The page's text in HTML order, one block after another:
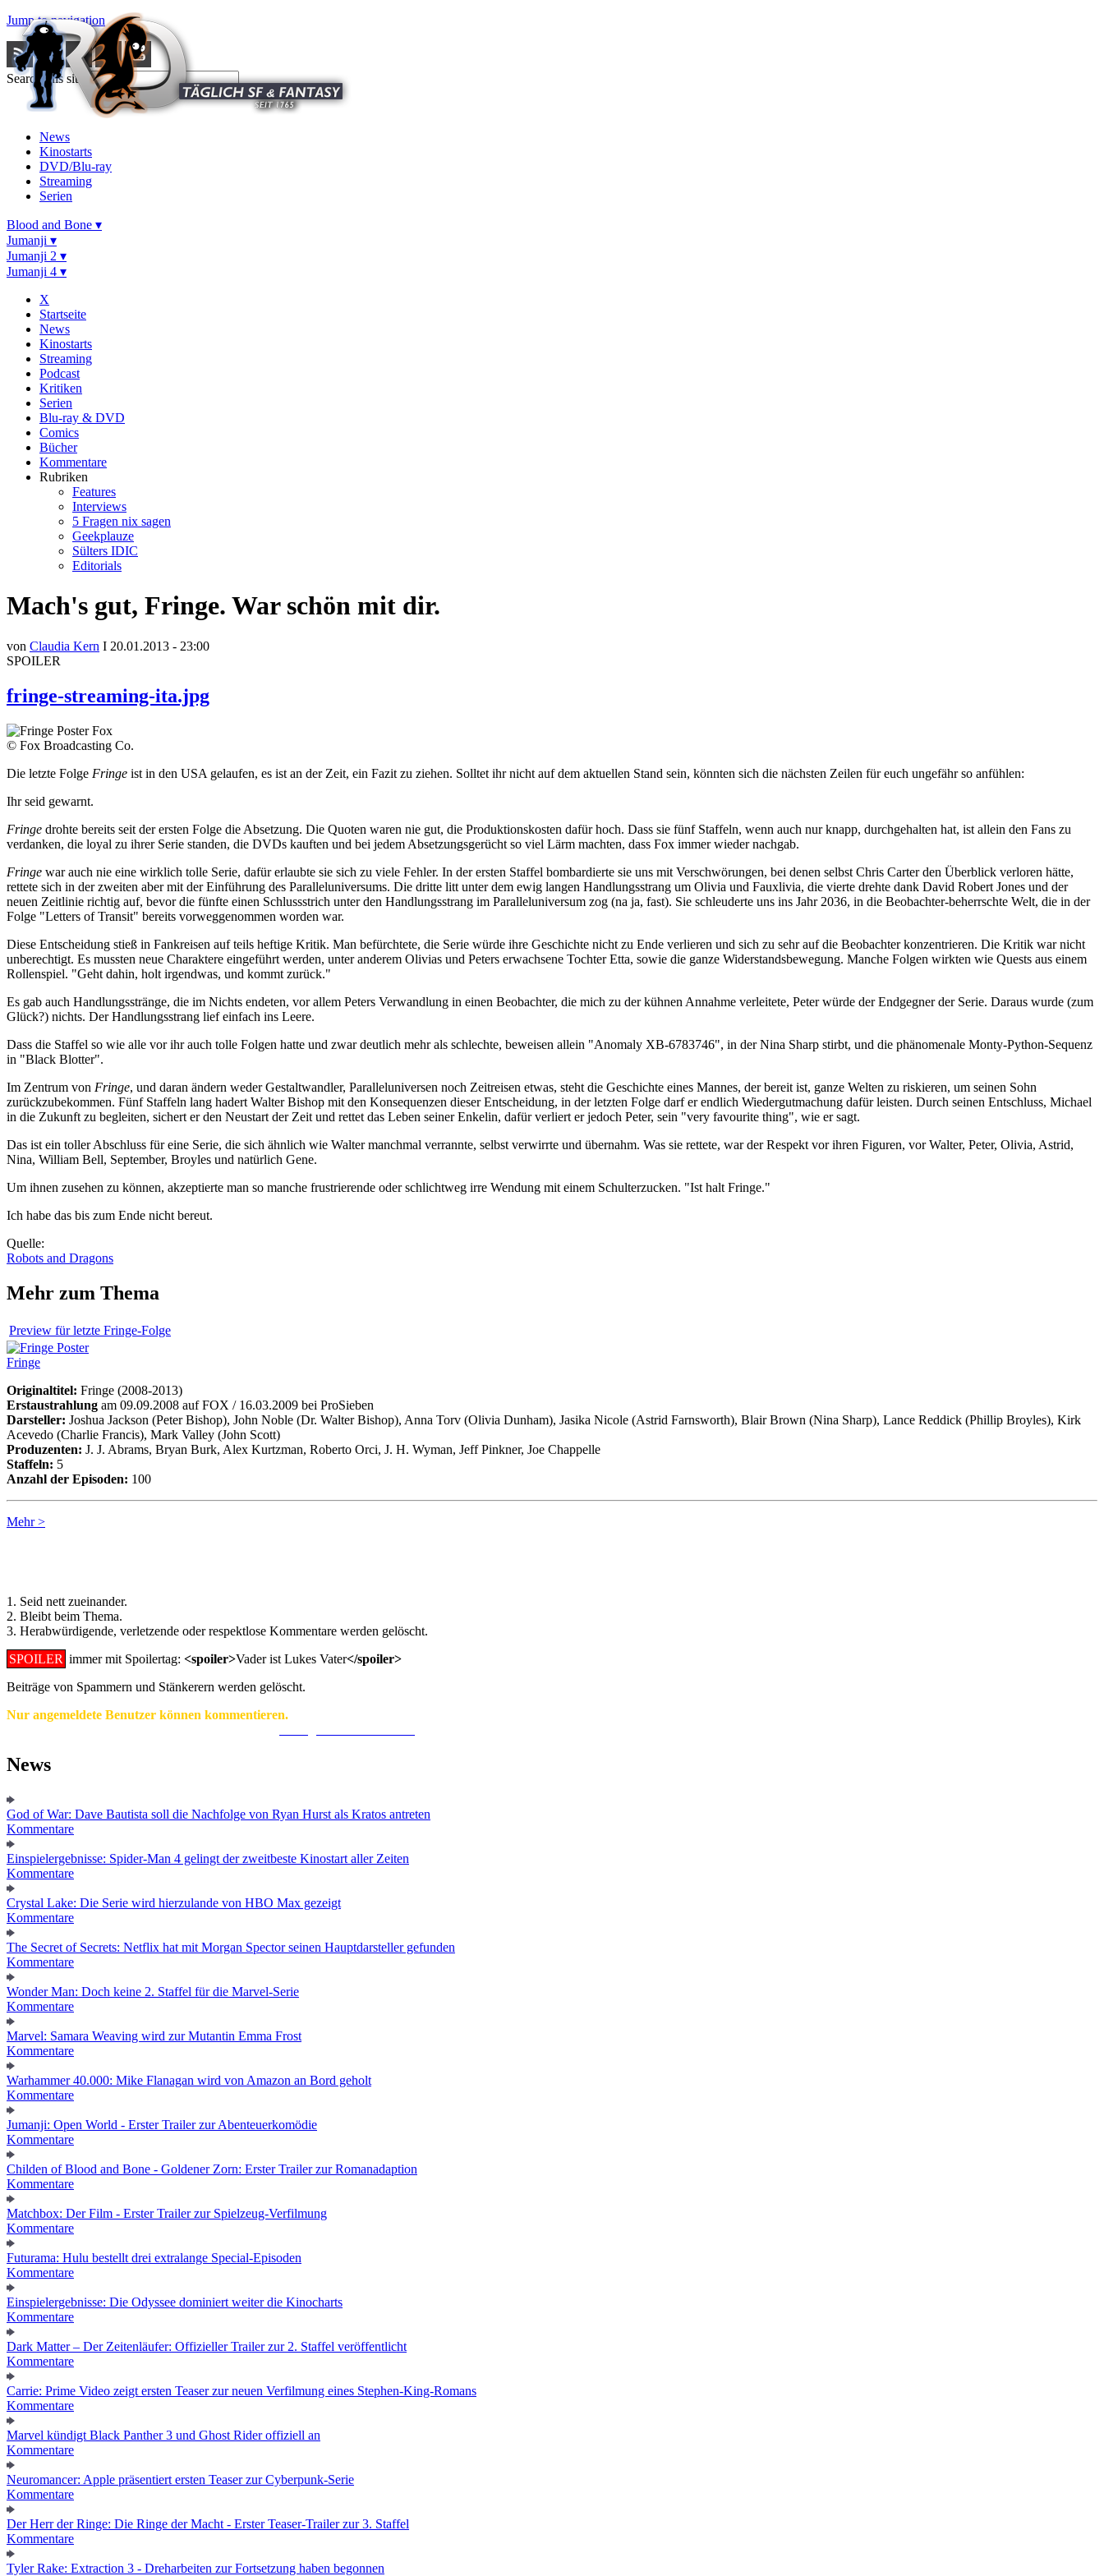
Jump to navigation
Search this site
News
Kinostarts
DVD/Blu-ray
Streaming
Serien
Blood and Bone ▾
Jumanji ▾
Jumanji 2 ▾
Jumanji 4 ▾
X
Startseite
News
Kinostarts
Streaming
Podcast
Kritiken
Serien
Blu-ray & DVD
Comics
Bücher
Kommentare
Rubriken
Features
Interviews
5 Fragen nix sagen
Geekplauze
Sülters IDIC
Editorials
Mach's gut, Fringe. War schön mit dir.
von Claudia Kern I 20.01.2013 - 23:00
SPOILER
fringe-streaming-ita.jpg
© Fox Broadcasting Co.
Die letzte Folge Fringe ist in den USA gelaufen, es ist an der Zeit, ein Fazit zu ziehen. Solltet ihr nicht auf dem aktuellen Stand sein, könnten sich die nächsten Zeilen für euch ungefähr so anfühlen:
Ihr seid gewarnt.
Fringe drohte bereits seit der ersten Folge die Absetzung. Die Quoten waren nie gut, die Produktionskosten dafür hoch. Dass sie fünf Staffeln, wenn auch nur knapp, durchgehalten hat, ist allein den Fans zu
verdanken, die loyal zu ihrer Serie standen, die DVDs kauften und bei jedem Absetzungsgerücht so viel Lärm machten, dass Fox immer wieder nachgab.
Fringe war auch nie eine wirklich tolle Serie, dafür erlaubte sie sich zu viele Fehler. In der ersten Staffel bombardierte sie uns mit Verschwörungen, bei denen selbst Chris Carter den Überblick verloren hätte,
rettete sich in der zweiten aber mit der Einführung des Paralleluniversums. Die dritte litt unter dem ewig langen Handlungsstrang um Olivia und Fauxlivia, die vierte drehte dank David Robert Jones und der
neuen Zeitlinie richtig auf, bevor die fünfte einen Schlussstrich unter den Handlungsstrang im Paralleluniversum zog (na ja, fast). Sie schleuderte uns ins Jahr 2036, in die Beobachter-beherrschte Welt, die in der
Folge "Letters of Transit" bereits vorweggenommen worden war.
Diese Entscheidung stieß in Fankreisen auf teils heftige Kritik. Man befürchtete, die Serie würde ihre Geschichte nicht zu Ende verlieren und sich zu sehr auf die Beobachter konzentrieren. Die Kritik war nicht
unberechtigt. Es mussten neue Charaktere eingeführt werden, unter anderem Olivias und Peters erwachsene Tochter Etta, sowie die ganze Widerstandsbewegung. Manche Folgen wirkten wie Quests aus einem
Rollenspiel. "Geht dahin, holt irgendwas, und kommt zurück."
Es gab auch Handlungsstränge, die im Nichts endeten, vor allem Peters Verwandlung in einen Beobachter, die mich zu der kühnen Annahme verleitete, Peter würde der Endgegner der Serie. Daraus wurde (zum
Glück?) nichts. Der Handlungsstrang lief einfach ins Leere.
Dass die Staffel so wie alle vor ihr auch tolle Folgen hatte und zwar deutlich mehr als schlechte, beweisen allein "Anomaly XB-6783746", in der Nina Sharp stirbt, und die phänomenale Monty-Python-Sequenz
in "Black Blotter".
Im Zentrum von Fringe, und daran ändern weder Gestaltwandler, Paralleluniversen noch Zeitreisen etwas, steht die Geschichte eines Mannes, der bereit ist, ganze Welten zu riskieren, um seinen Sohn
zurückzubekommen. Fünf Staffeln lang hadert Walter Bishop mit den Konsequenzen dieser Entscheidung, in der letzten Folge darf er endlich Wiedergutmachung dafür leisten. Durch seinen Entschluss, Michael
in die Zukunft zu begleiten, sichert er den Neustart der Zeit und rettet das Leben seiner Enkelin, dafür verliert er jedoch Peter, sein "very favourite thing", wie er sagt.
Das ist ein toller Abschluss für eine Serie, die sich ähnlich wie Walter manchmal verrannte, selbst verwirrte und übernahm. Was sie rettete, war der Respekt vor ihren Figuren, vor Walter, Peter, Olivia, Astrid,
Nina, William Bell, September, Broyles und natürlich Gene.
Um ihnen zusehen zu können, akzeptierte man so manche frustrierende oder schlichtweg irre Wendung mit einem Schulterzucken. "Ist halt Fringe."
Ich habe das bis zum Ende nicht bereut.
Quelle:
Robots and Dragons
Mehr zum Thema
Preview für letzte Fringe-Folge
Fringe
Originaltitel: Fringe (2008-2013)
Erstaustrahlung am 09.09.2008 auf FOX / 16.03.2009 bei ProSieben
Darsteller: Joshua Jackson (Peter Bishop), John Noble (Dr. Walter Bishop), Anna Torv (Olivia Dunham), Jasika Nicole (Astrid Farnsworth), Blair Brown (Nina Sharp), Lance Reddick (Phillip Broyles), Kirk
Acevedo (Charlie Francis), Mark Valley (John Scott)
Produzenten: J. J. Abrams, Bryan Burk, Alex Kurtzman, Roberto Orci, J. H. Wyman, Jeff Pinkner, Joe Chappelle
Staffeln: 5
Anzahl der Episoden: 100
Mehr >
1. Seid nett zueinander.
2. Bleibt beim Thema.
3. Herabwürdigende, verletzende oder respektlose Kommentare werden gelöscht.
SPOILER immer mit Spoilertag: <spoiler>Vader ist Lukes Vater</spoiler>
Beiträge von Spammern und Stänkerern werden gelöscht.
Nur angemeldete Benutzer können kommentieren.
News
God of War: Dave Bautista soll die Nachfolge von Ryan Hurst als Kratos antreten
Kommentare
Einspielergebnisse: Spider-Man 4 gelingt der zweitbeste Kinostart aller Zeiten
Kommentare
Crystal Lake: Die Serie wird hierzulande von HBO Max gezeigt
Kommentare
The Secret of Secrets: Netflix hat mit Morgan Spector seinen Hauptdarsteller gefunden
Kommentare
Wonder Man: Doch keine 2. Staffel für die Marvel-Serie
Kommentare
Marvel: Samara Weaving wird zur Mutantin Emma Frost
Kommentare
Warhammer 40.000: Mike Flanagan wird von Amazon an Bord geholt
Kommentare
Jumanji: Open World - Erster Trailer zur Abenteuerkomödie
Kommentare
Childen of Blood and Bone - Goldener Zorn: Erster Trailer zur Romanadaption
Kommentare
Matchbox: Der Film - Erster Trailer zur Spielzeug-Verfilmung
Kommentare
Futurama: Hulu bestellt drei extralange Special-Episoden
Kommentare
Einspielergebnisse: Die Odyssee dominiert weiter die Kinocharts
Kommentare
Dark Matter – Der Zeitenläufer: Offizieller Trailer zur 2. Staffel veröffentlicht
Kommentare
Carrie: Prime Video zeigt ersten Teaser zur neuen Verfilmung eines Stephen-King-Romans
Kommentare
Marvel kündigt Black Panther 3 und Ghost Rider offiziell an
Kommentare
Neuromancer: Apple präsentiert ersten Teaser zur Cyberpunk-Serie
Kommentare
Der Herr der Ringe: Die Ringe der Macht - Erster Teaser-Trailer zur 3. Staffel
Kommentare
Tyler Rake: Extraction 3 - Dreharbeiten zur Fortsetzung haben begonnen